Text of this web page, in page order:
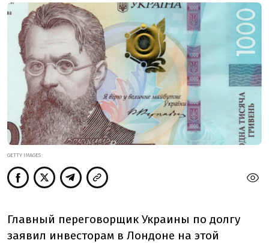
GETTY IMAGES
Главный переговорщик Украины по долгу
заявил инвесторам в Лондоне на этой